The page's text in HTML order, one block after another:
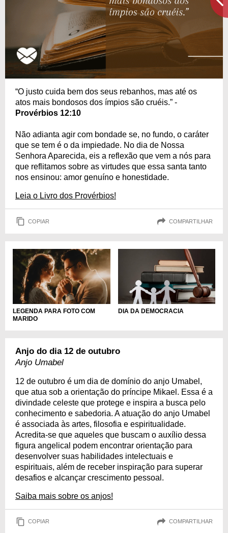
“O justo cuida bem dos seus rebanhos, mas até os
atos mais bondosos dos ímpios são cruéis.” -
Provérbios 12:10
Não adianta agir com bondade se, no fundo, o caráter
que se tem é o da impiedade. No dia de Nossa
Senhora Aparecida, eis a reflexão que vem a nós para
que reflitamos sobre as virtudes que essa santa tanto
nos ensinou: amor genuíno e honestidade.
Leia o Livro dos Provérbios!
COPIAR COMPARTILHAR
LEGENDA PARA FOTO COM
MARIDO
DIA DA DEMOCRACIA
Anjo do dia 12 de outubro
Anjo Umabel
12 de outubro é um dia de domínio do anjo Umabel,
que atua sob a orientação do príncipe Mikael. Essa é a
divindade celeste que protege e inspira a busca pelo
conhecimento e sabedoria. A atuação do anjo Umabel
é associada às artes, filosofia e espiritualidade.
Acredita-se que aqueles que buscam o auxílio dessa
figura angelical podem encontrar orientação para
desenvolver suas habilidades intelectuais e
espirituais, além de receber inspiração para superar
desafios e alcançar crescimento pessoal.
Saiba mais sobre os anjos!
COPIAR COMPARTILHAR